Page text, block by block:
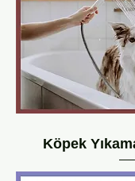
Köpek